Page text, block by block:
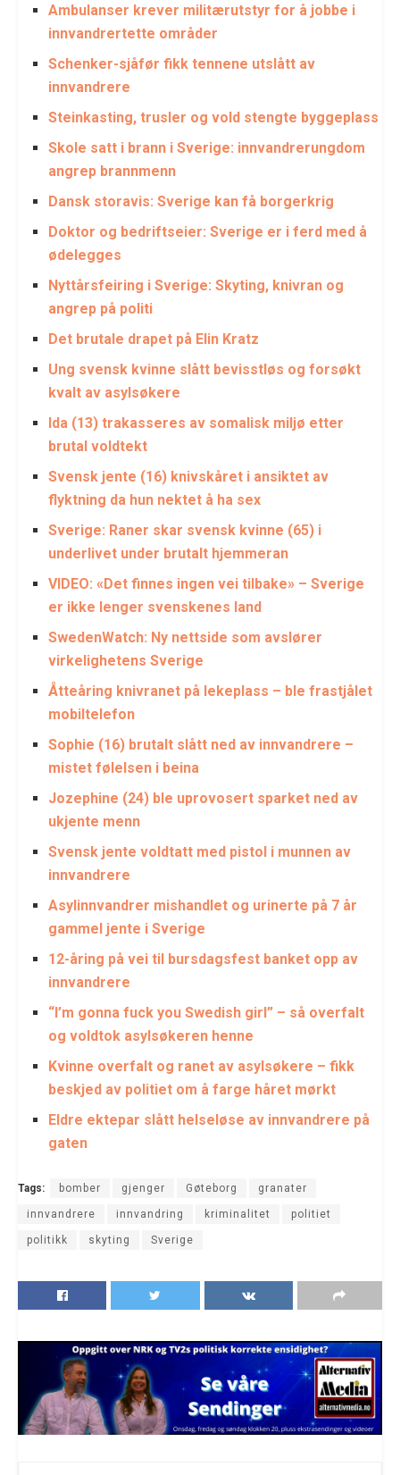
Ambulanser krever militærutstyr for å jobbe i
innvandrertette områder
Schenker-sjåfør fikk tennene utslått av
innvandrere
Steinkasting, trusler og vold stengte byggeplass
Skole satt i brann i Sverige: innvandrerungdom
angrep brannmenn
Dansk storavis: Sverige kan få borgerkrig
Doktor og bedriftseier: Sverige er i ferd med å
ødelegges
Nyttårsfeiring i Sverige: Skyting, knivran og
angrep på politi
Det brutale drapet på Elin Kratz
Ung svensk kvinne slått bevisstløs og forsøkt
kvalt av asylsøkere
Ida (13) trakasseres av somalisk miljø etter
brutal voldtekt
Svensk jente (16) knivskåret i ansiktet av
flyktning da hun nektet å ha sex
Sverige: Raner skar svensk kvinne (65) i
underlivet under brutalt hjemmeran
VIDEO: «Det finnes ingen vei tilbake» – Sverige
er ikke lenger svenskenes land
SwedenWatch: Ny nettside som avslører
virkelighetens Sverige
Åtteåring knivranet på lekeplass – ble frastjålet
mobiltelefon
Sophie (16) brutalt slått ned av innvandrere –
mistet følelsen i beina
Jozephine (24) ble uprovosert sparket ned av
ukjente menn
Svensk jente voldtatt med pistol i munnen av
innvandrere
Asylinnvandrer mishandlet og urinerte på 7 år
gammel jente i Sverige
12-åring på vei til bursdagsfest banket opp av
innvandrere
“I’m gonna fuck you Swedish girl” – så overfalt
og voldtok asylsøkeren henne
Kvinne overfalt og ranet av asylsøkere – fikk
beskjed av politiet om å farge håret mørkt
Eldre ektepar slått helseløse av innvandrere på
gaten
Tags: bomber gjenger Gøteborg granater
innvandrere innvandring kriminalitet politiet
politikk skyting Sverige